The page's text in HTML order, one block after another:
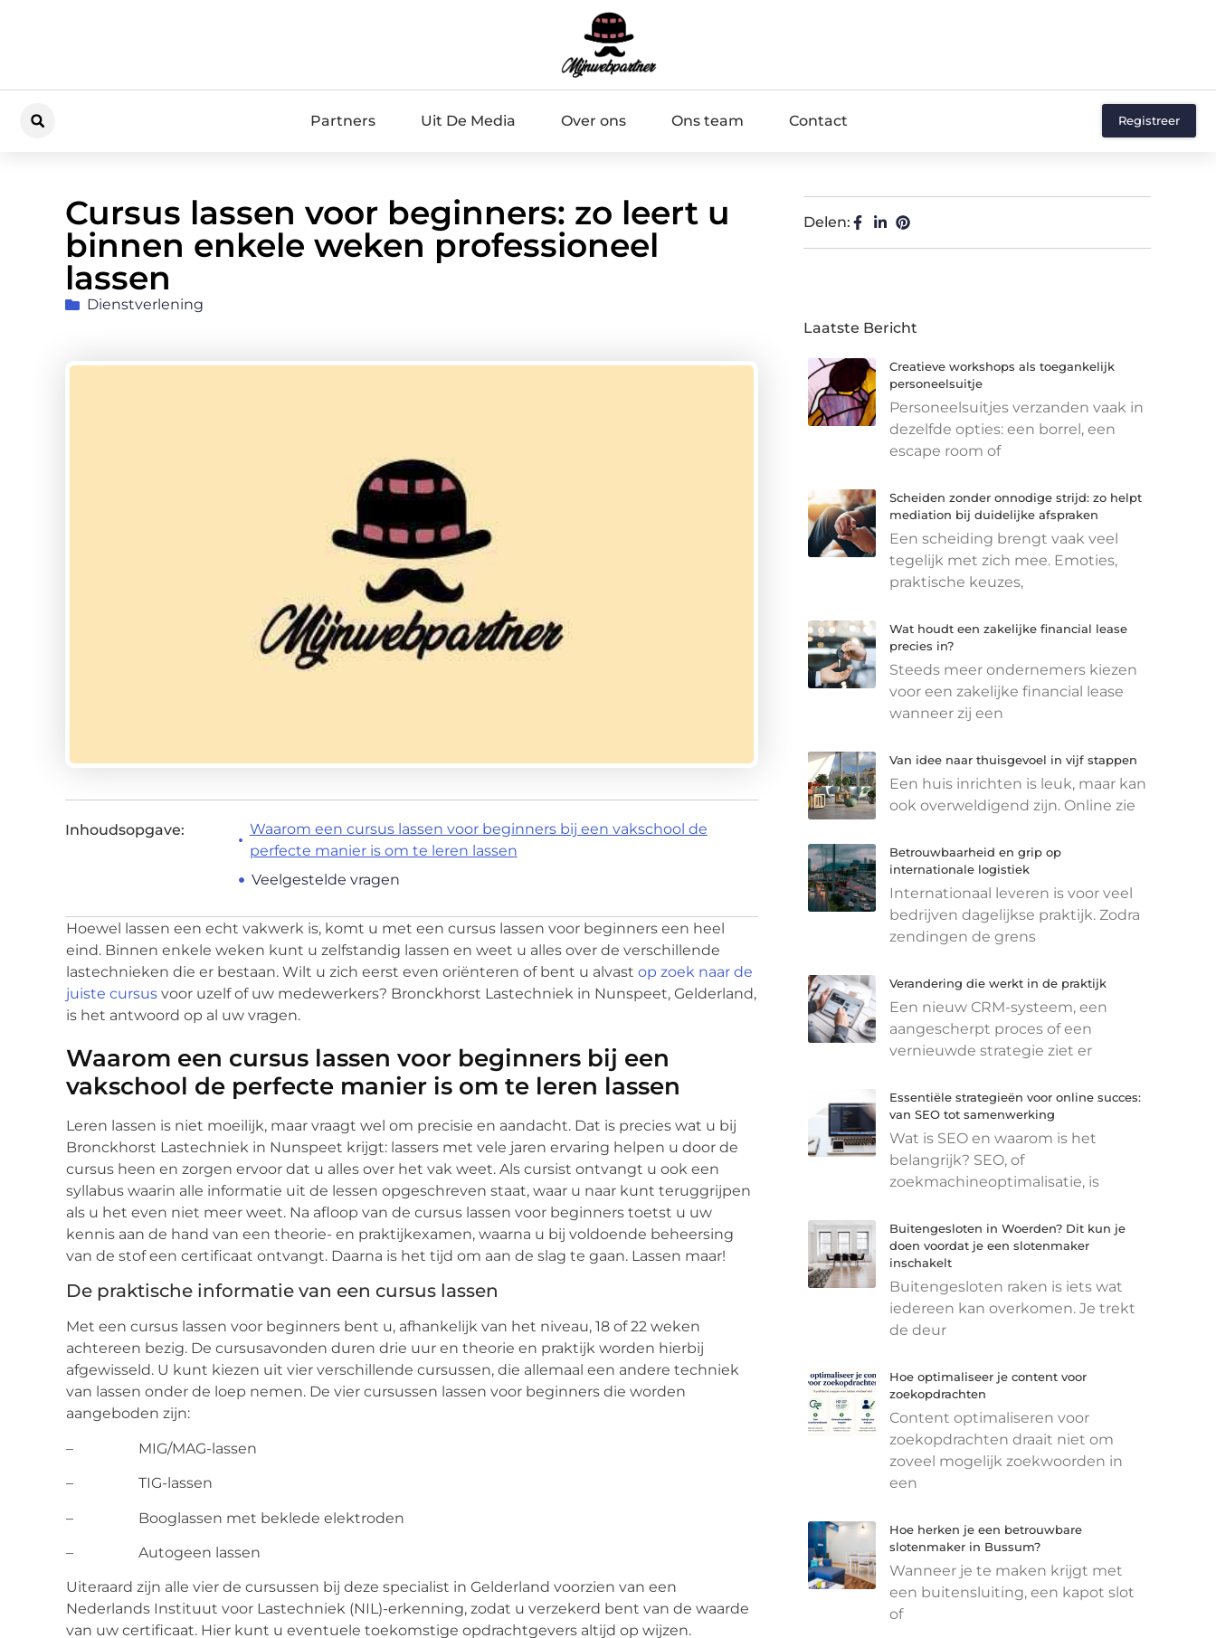
Partners Uit De Media Over ons Ons team Contact Registreer
Cursus lassen voor beginners: zo leert u
binnen enkele weken professioneel
lassen
Dienstverlening
Inhoudsopgave:
Waarom een cursus lassen voor beginners bij een vakschool de
perfecte manier is om te leren lassen
Veelgestelde vragen
Hoewel lassen een echt vakwerk is, komt u met een cursus lassen voor beginners een heel
eind. Binnen enkele weken kunt u zelfstandig lassen en weet u alles over de verschillende
lastechnieken die er bestaan. Wilt u zich eerst even oriënteren of bent u alvast op zoek naar de
juiste cursus voor uzelf of uw medewerkers? Bronckhorst Lastechniek in Nunspeet, Gelderland,
is het antwoord op al uw vragen.
Waarom een cursus lassen voor beginners bij een
vakschool de perfecte manier is om te leren lassen
Leren lassen is niet moeilijk, maar vraagt wel om precisie en aandacht. Dat is precies wat u bij
Bronckhorst Lastechniek in Nunspeet krijgt: lassers met vele jaren ervaring helpen u door de
cursus heen en zorgen ervoor dat u alles over het vak weet. Als cursist ontvangt u ook een
syllabus waarin alle informatie uit de lessen opgeschreven staat, waar u naar kunt teruggrijpen
als u het even niet meer weet. Na afloop van de cursus lassen voor beginners toetst u uw
kennis aan de hand van een theorie- en praktijkexamen, waarna u bij voldoende beheersing
van de stof een certificaat ontvangt. Daarna is het tijd om aan de slag te gaan. Lassen maar!
De praktische informatie van een cursus lassen
Met een cursus lassen voor beginners bent u, afhankelijk van het niveau, 18 of 22 weken
achtereen bezig. De cursusavonden duren drie uur en theorie en praktijk worden hierbij
afgewisseld. U kunt kiezen uit vier verschillende cursussen, die allemaal een andere techniek
van lassen onder de loep nemen. De vier cursussen lassen voor beginners die worden
aangeboden zijn:
– MIG/MAG-lassen
– TIG-lassen
– Booglassen met beklede elektroden
– Autogeen lassen
Uiteraard zijn alle vier de cursussen bij deze specialist in Gelderland voorzien van een
Nederlands Instituut voor Lastechniek (NIL)-erkenning, zodat u verzekerd bent van de waarde
van uw certificaat. Hier kunt u eventuele toekomstige opdrachtgevers altijd op wijzen.
Delen:
Laatste Bericht
Creatieve workshops als toegankelijk
personeelsuitje
Personeelsuitjes verzanden vaak in
dezelfde opties: een borrel, een
escape room of
Scheiden zonder onnodige strijd: zo helpt
mediation bij duidelijke afspraken
Een scheiding brengt vaak veel
tegelijk met zich mee. Emoties,
praktische keuzes,
Wat houdt een zakelijke financial lease
precies in?
Steeds meer ondernemers kiezen
voor een zakelijke financial lease
wanneer zij een
Van idee naar thuisgevoel in vijf stappen
Een huis inrichten is leuk, maar kan
ook overweldigend zijn. Online zie
Betrouwbaarheid en grip op
internationale logistiek
Internationaal leveren is voor veel
bedrijven dagelijkse praktijk. Zodra
zendingen de grens
Verandering die werkt in de praktijk
Een nieuw CRM-systeem, een
aangescherpt proces of een
vernieuwde strategie ziet er
Essentiële strategieën voor online succes:
van SEO tot samenwerking
Wat is SEO en waarom is het
belangrijk? SEO, of
zoekmachineoptimalisatie, is
Buitengesloten in Woerden? Dit kun je
doen voordat je een slotenmaker
inschakelt
Buitengesloten raken is iets wat
iedereen kan overkomen. Je trekt
de deur
Hoe optimaliseer je content voor
zoekopdrachten
Content optimaliseren voor
zoekopdrachten draait niet om
zoveel mogelijk zoekwoorden in
een
Hoe herken je een betrouwbare
slotenmaker in Bussum?
Wanneer je te maken krijgt met
een buitensluiting, een kapot slot
of